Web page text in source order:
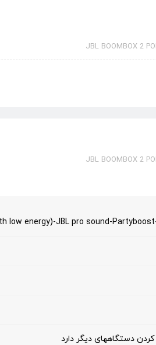
JBL BOOMBOX 2
JBL BOOMBOX 2
low energy)-JBL pro sound-
دستگاههای دیگر دارد